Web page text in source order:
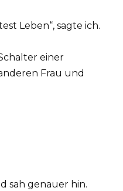
Leben“, sagte ich.
einer
Frau und
sah genauer hin.